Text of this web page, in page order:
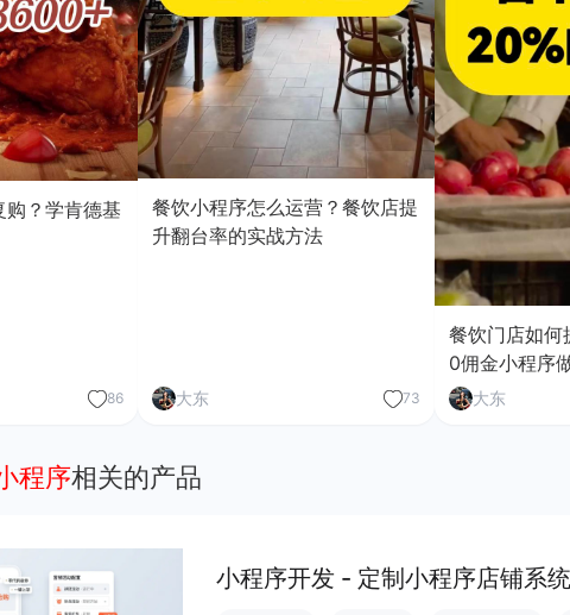
购？学肯德基
86
餐饮小程序怎么运营？餐饮店提
升翻台率的实战方法
大东 73
餐饮门店如何
0佣金小程序
大东
程序相关的产品
小程序开发 - 定制小程序店铺系统